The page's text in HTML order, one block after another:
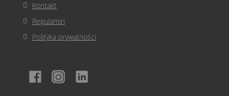
Kontakt
Regulamin
Polityka prywatności